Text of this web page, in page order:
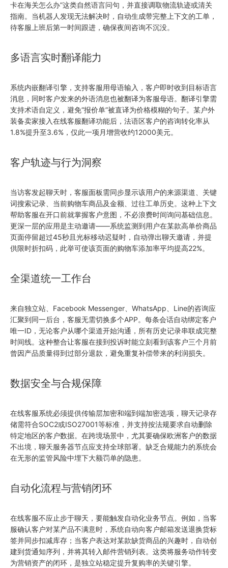
卡在海关怎么办”这类自然语言问句，并直接调取物流轨迹或清关
指南。当机器人发现无法解决时，自动生成带完整上下文的工单，
待客服上班后第一时间跟进，确保夜间咨询不沉没。
多语言实时翻译能力
系统内嵌翻译引擎，支持客服用母语输入，客户即时收到目标语言
消息，同时客户发来的外语消息也被翻译为客服母语。翻译引擎需
支持术语自定义，避免“报价单”被直译为价格模糊的句子。某户外
装备卖家接入在线客服翻译功能后，法语区客户的咨询转化率从
1.8%提升至3.6%，仅此一项月增营收约12000美元。
客户轨迹与行为洞察
当访客发起聊天时，客服面板需同步显示该用户的来源渠道、关键
词搜索记录、当前购物车商品及金额、过往工单历史。这种上下文
帮助客服在开口前就掌握客户意图，不必浪费时间询问基础信息。
更深一层的应用是主动邀请——系统监测到用户在某款高单价商品
页面停留超过45秒且光标移动迟疑时，自动弹出聊天邀请，并提
供限时折扣码，此举可使该页面的购物车添加率平均提高22%。
全渠道统一工作台
来自独立站、Facebook Messenger、WhatsApp、Line的咨询应
汇聚到同一后台，客服无需切换多个APP。每条会话自动绑定客户
唯一ID，无论客户从哪个渠道开始沟通，所有历史记录串联成完整
时间线。这种整合让客服在接到投诉时能立刻看到该客户三个月前
曾因产品质量得到过部分退款，避免重复补偿带来的利润损失。
数据安全与合规保障
在线客服系统必须提供传输层加密和端到端加密选项，聊天记录存
储需符合SOC2或ISO27001等标准，并支持按法规要求自动删除
特定地区的客户数据。在跨境场景中，尤其要确保欧洲客户的数据
不出境，聊天服务器节点应支持全球部署。缺乏合规能力的系统会
在无形的监管风险中埋下大额罚单的隐患。
自动化流程与营销闭环
在线客服不应止步于聊天，要能触发自动化业务节点。例如，当客
服确认客户对某产品不满意时，系统自动向客户邮箱发送退换货标
签并同步扣减库存；当客户表达对某款缺货商品的兴趣时，自动创
建到货通知序列，并将其转入邮件营销列表。这类将服务动作转变
为营销资产的闭环，是独立站稳定提升复购率的关键引擎。